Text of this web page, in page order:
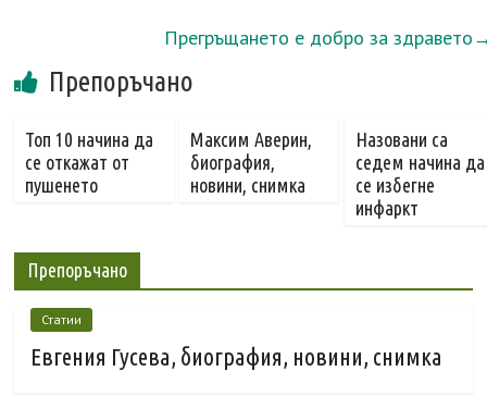
Прегръщането е добро за здравето
Препоръчано
Топ 10 начина да
се откажат от
пушенето
Максим Аверин,
биография,
новини, снимка
Назовани са
седем начина да
се избегне
инфаркт
Препоръчано
Статии
Евгения Гусева, биография, новини, снимка